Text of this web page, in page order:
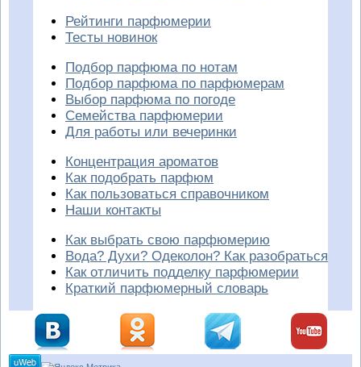
Рейтинги парфюмерии
Тесты новинок
Подбор парфюма по нотам
Подбор парфюма по парфюмерам
Выбор парфюма по погоде
Семейства парфюмерии
Для работы или вечеринки
Концентрация ароматов
Как подобрать парфюм
Как пользоваться справочником
Наши контакты
Как выбрать свою парфюмерию
Вода? Духи? Одеколон? Как разобраться
Как отличить подделку парфюмерии
Краткий парфюмерный словарь